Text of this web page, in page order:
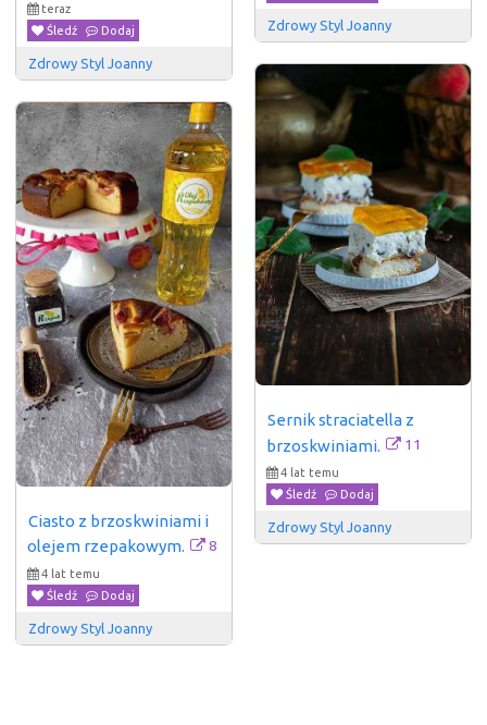
teraz
Śledź
Dodaj
Zdrowy Styl Joanny
Zdrowy Styl Joanny
Sernik straciatella z
brzoskwiniami.
11
4 lat temu
Śledź
Dodaj
Zdrowy Styl Joanny
Ciasto z brzoskwiniami i
olejem rzepakowym.
8
4 lat temu
Śledź
Dodaj
Zdrowy Styl Joanny